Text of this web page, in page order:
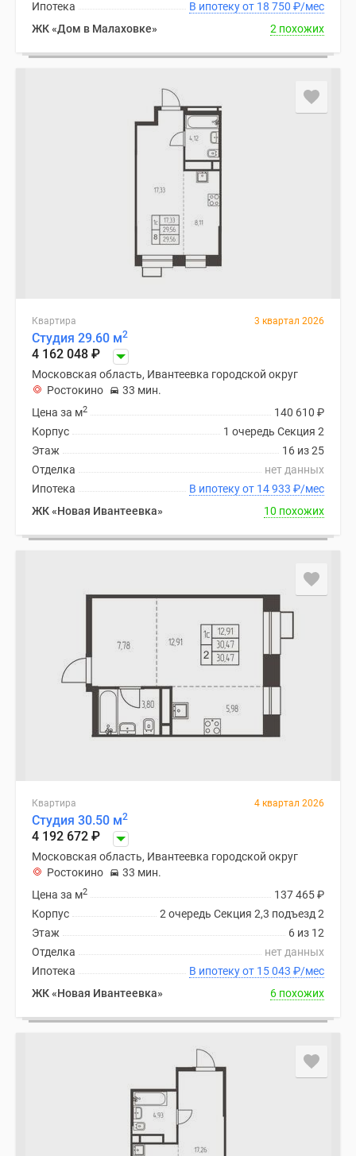
новостроек
премиум-
класса
Новостройки
бизнес-
класса
Рассрочка
Траншевая
ипотека
коттеджи
Коттеджные
поселки
Строящиеся
коттеджные
лесу
Коттеджные
поселки
водоема
Коттеджные
поселки
ипотеку
Бизнес-
центры
Коттеджи
В ипотеку от 18 750 ₽/мес
Ипотека
ЖК «Дом в Малаховке»
2 похожих
Квартира 3 квартал 2026
Студия 29.60 м2
4 162 048 ₽
Московская область, Ивантеевка городской округ
Ростокино
33 мин.
140 610 ₽
Цена за м2
1 очередь Секция 2
Корпус
16 из 25
Этаж
нет данных
Отделка
В ипотеку от 14 933 ₽/мес
Ипотека
ЖК «Новая Ивантеевка»
10 похожих
Квартира 4 квартал 2026
Студия 30.50 м2
4 192 672 ₽
Московская область, Ивантеевка городской округ
Ростокино
33 мин.
137 465₽
Цена за м2
2 очередь Секция 2,3 подъезд 2
Корпус
6 из 12
Этаж
нет данных
Отделка
В ипотеку от 15 043 ₽/мес
Ипотека
ЖК «Новая Ивантеевка»
6 похожих